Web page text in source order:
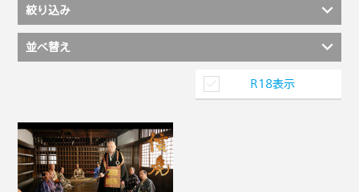
絞り込み
並べ替え
R18表示